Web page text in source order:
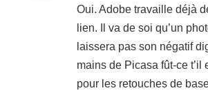
Oui. Adobe travaille déjà
lien. Il va de soi qu’un
laissera pas son négatif
mains de Picasa fût-ce t’il
pour les retouches de